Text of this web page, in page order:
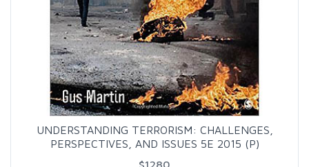
UNDERSTANDING TERRORISM: CHALLENGES,
PERSPECTIVES, AND ISSUES 5E 2015 (P)
$1280